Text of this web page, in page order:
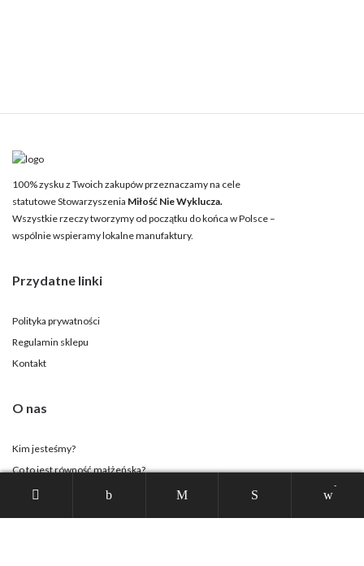
100% zysku z Twoich zakupów przeznaczamy na cele
statutowe Stowarzyszenia Miłość Nie Wyklucza.
Wszystkie rzeczy tworzymy od początku do końca w Polsce –
wspólnie wspieramy lokalne manufaktury.
Przydatne linki
Polityka prywatności
Regulamin sklepu
Kontakt
O nas
Kim jesteśmy?
Co to jest równość małżeńska?
Strona Stowarzyszenia
-